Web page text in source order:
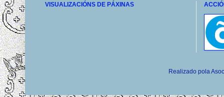
VISUALIZACIÓNS DE PÁXINAS
Realizado pola